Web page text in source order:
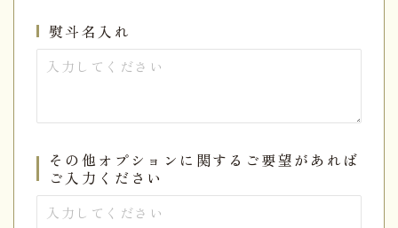
熨斗名入れ
その他オプションに関するご要望があれば
ご入力ください